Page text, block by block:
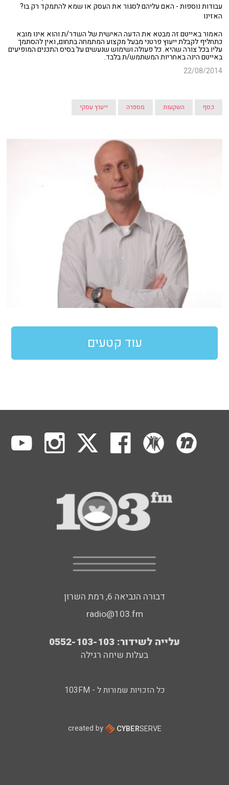
עבודות נוספות - האם עליהם לסגור את העסק או שמא להתמקד רק בו?
האזינו
האמור באייטם זה מבטא את הדעה האישית של השדר/ת והוא אינו מובא
כתחליף לקבלת ייעוץ פרטני מבעל מקצוע המתמחה בתחום, ואין להסתמך
עליו בכל צורה שהיא. כל פעולה ושימוש שנעשים על בסיס התכנים המופיעים
באייטם הינה באחריות המשתמש/ת בלבד.
22/08/2014
כסף השקעות מספרה ייעוץ עסקי
עוד קטעים
דבורה הנביאה 6, רמת השרון
radio@103.fm
עלייה לשידור: 0552-103-103
בעלות שיחה רגילה
כל הזכויות שמורות ל - 103FM
created by CYBERSERVE